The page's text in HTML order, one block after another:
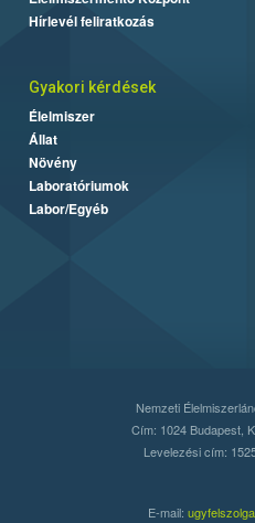
Hírlevél feliratkozás
Gyakori kérdések
Élelmiszer
Állat
Növény
Laboratóriumok
Labor/Egyéb
Nemzeti
Cím: 1024 Budapest,
Levelezési cím:
E-mail: